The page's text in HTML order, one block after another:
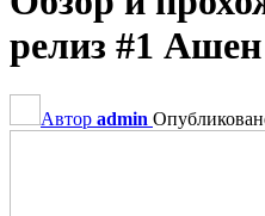
релиз #1
Автор admin